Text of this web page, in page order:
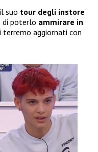
suo tour degli instore
di poterlo ammirare in
terremo aggiornati con